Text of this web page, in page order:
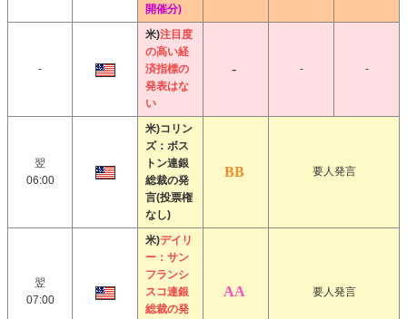
開催分)
-
米)注目度
の高い経
済指標の
発表はな
い
- -
翌
06:00
米)コリン
ズ：ボス
トン連銀
総裁の発
言(投票権
なし)
要人発言
翌
07:00
米)デイリ
ー：サン
フランシ
スコ連銀
総裁の発
要人発言